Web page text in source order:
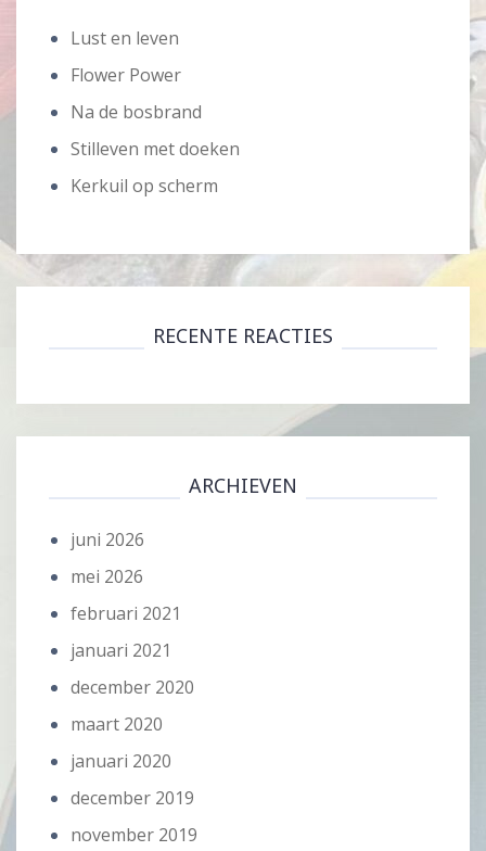
Lust en leven
Flower Power
Na de bosbrand
Stilleven met doeken
Kerkuil op scherm
RECENTE REACTIES
ARCHIEVEN
juni 2026
mei 2026
februari 2021
januari 2021
december 2020
maart 2020
januari 2020
december 2019
november 2019